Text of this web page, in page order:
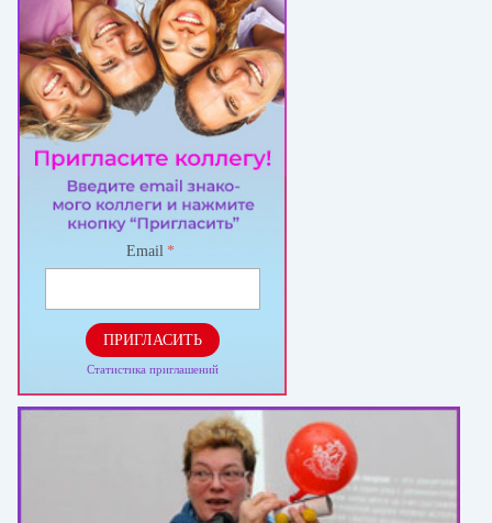
Email *
ПРИГЛАСИТЬ
Статистика приглашений